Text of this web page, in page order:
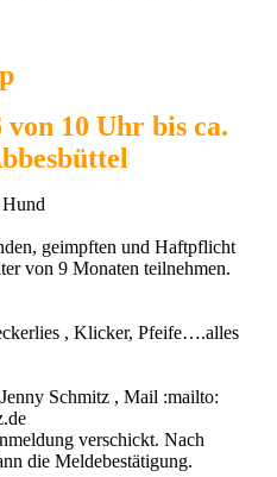
von 10 Uhr bis ca.
geimpften und Haftpflicht
von 9 Monaten teilnehmen.
, Klicker, Pfeife….alles
Schmitz , Mail :mailto:
verschickt. Nach
die Meldebestätigung.